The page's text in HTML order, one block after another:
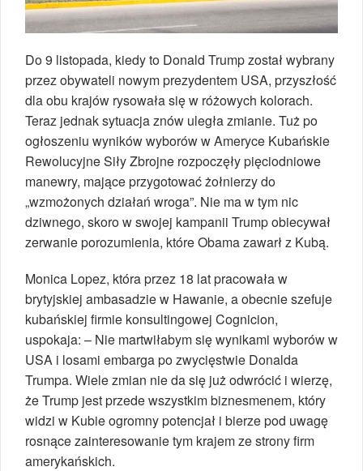
Do 9 listopada, kiedy to Donald Trump został wybrany
przez obywateli nowym prezydentem USA, przyszłość
dla obu krajów rysowała się w różowych kolorach.
Teraz jednak sytuacja znów uległa zmianie. Tuż po
ogłoszeniu wyników wyborów w Ameryce Kubańskie
Rewolucyjne Siły Zbrojne rozpoczęły pięciodniowe
manewry, mające przygotować żołnierzy do
„wzmożonych działań wroga”. Nie ma w tym nic
dziwnego, skoro w swojej kampanii Trump obiecywał
zerwanie porozumienia, które Obama zawarł z Kubą.
Monica Lopez, która przez 18 lat pracowała w
brytyjskiej ambasadzie w Hawanie, a obecnie szefuje
kubańskiej firmie konsultingowej Cognicion,
uspokaja: – Nie martwiłabym się wynikami wyborów w
USA i losami embarga po zwycięstwie Donalda
Trumpa. Wiele zmian nie da się już odwrócić i wierzę,
że Trump jest przede wszystkim biznesmenem, który
widzi w Kubie ogromny potencjał i bierze pod uwagę
rosnące zainteresowanie tym krajem ze strony firm
amerykańskich.